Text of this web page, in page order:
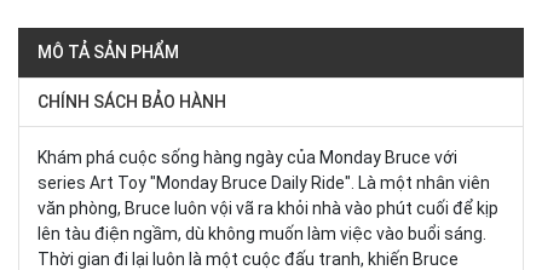
MÔ TẢ SẢN PHẨM
CHÍNH SÁCH BẢO HÀNH
Khám phá cuộc sống hàng ngày của Monday Bruce với
series Art Toy "Monday Bruce Daily Ride". Là một nhân viên
văn phòng, Bruce luôn vội vã ra khỏi nhà vào phút cuối để kịp
lên tàu điện ngầm, dù không muốn làm việc vào buổi sáng.
Thời gian đi lại luôn là một cuộc đấu tranh, khiến Bruce